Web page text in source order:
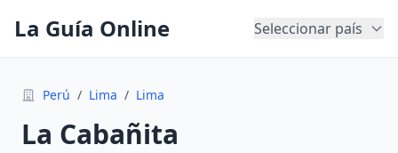
La Guía Online Seleccionar país
Perú / Lima / Lima
La Cabañita